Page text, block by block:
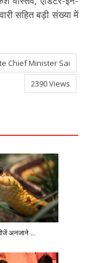
सहित बड़ी संख्या में
Chief Minister Sai
2390 Views
अनजाने ...